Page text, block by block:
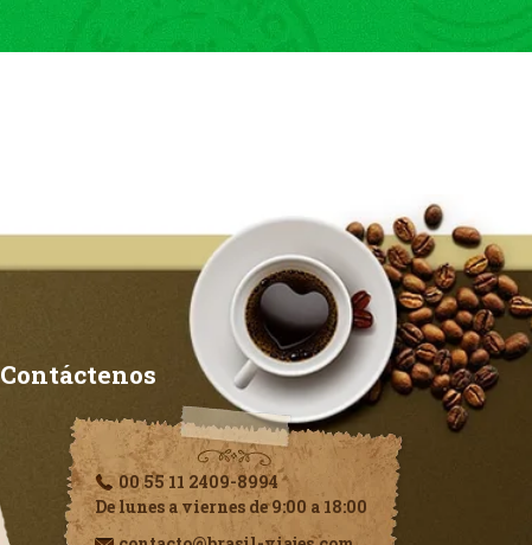
Contáctenos
00 55 11 2409-8994
De lunes a viernes de 9:00 a 18:00